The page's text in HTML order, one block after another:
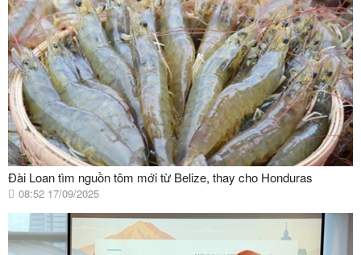
Đài Loan tìm nguồn tôm mới từ Belize, thay cho Honduras
08:52 17/09/2025